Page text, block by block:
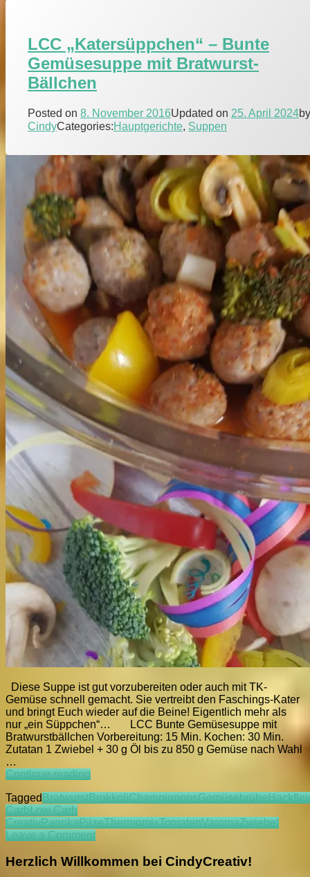
Schmandcreme
und
Schinkenwürfel
LCC „Katersüppchen“ – Bunte
Gemüsesuppe mit Bratwurst-
Bällchen
Posted on 8. November 2016Updated on 25. April 2024by
CindyCategories:Hauptgerichte, Suppen
Diese Suppe ist gut vorzubereiten oder auch mit TK-
Gemüse schnell gemacht. Sie vertreibt den Faschings-Kater
und bringt Euch wieder auf die Beine! Eigentlich mehr als
nur „ein Süppchen“… LCC Bunte Gemüsesuppe mit
Bratwurstbällchen Vorbereitung: 15 Min. Kochen: 30 Min.
Zutatan 1 Zwiebel + 30 g Öl bis zu 850 g Gemüse nach Wahl
…
Continue readingLCC
–
Gemüsesuppe
mit
Bällchen
TaggedBratwurstBrokkoliChampignonsGemüsebrühe
CarbLow Carb
CreativPaprikaPilzeThermomixTomatenVaromaZwiebel
Leave a Commenton
„Katersüppchen“
Herzlich Willkommen bei CindyCreativ!